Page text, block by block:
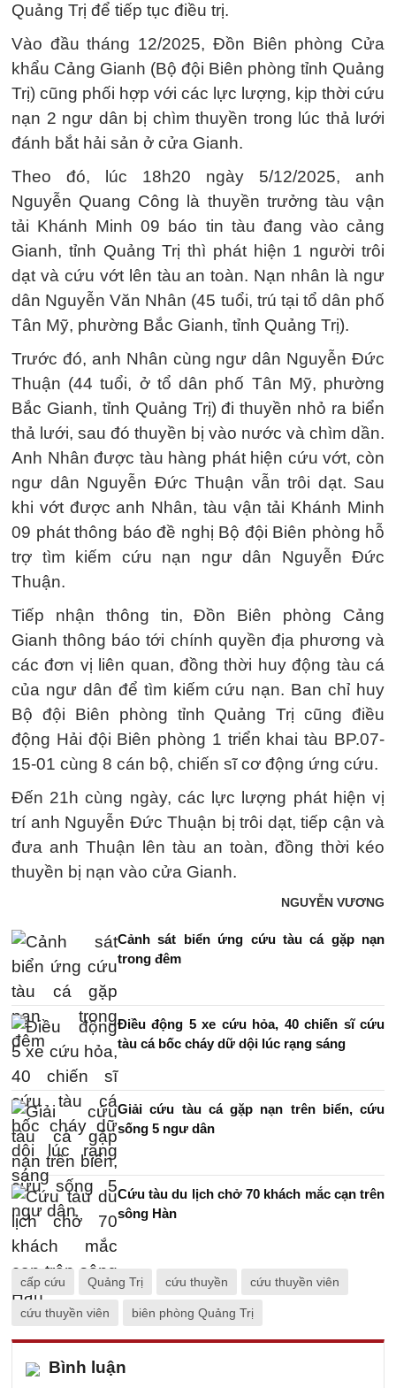
Quảng Trị để tiếp tục điều trị.
Vào đầu tháng 12/2025, Đồn Biên phòng Cửa
khẩu Cảng Gianh (Bộ đội Biên phòng tỉnh Quảng
Trị) cũng phối hợp với các lực lượng, kịp thời cứu
nạn 2 ngư dân bị chìm thuyền trong lúc thả lưới
đánh bắt hải sản ở cửa Gianh.
Theo đó, lúc 18h20 ngày 5/12/2025, anh
Nguyễn Quang Công là thuyền trưởng tàu vận
tải Khánh Minh 09 báo tin tàu đang vào cảng
Gianh, tỉnh Quảng Trị thì phát hiện 1 người trôi
dạt và cứu vớt lên tàu an toàn. Nạn nhân là ngư
dân Nguyễn Văn Nhân (45 tuổi, trú tại tổ dân phố
Tân Mỹ, phường Bắc Gianh, tỉnh Quảng Trị).
Trước đó, anh Nhân cùng ngư dân Nguyễn Đức
Thuận (44 tuổi, ở tổ dân phố Tân Mỹ, phường
Bắc Gianh, tỉnh Quảng Trị) đi thuyền nhỏ ra biển
thả lưới, sau đó thuyền bị vào nước và chìm dần.
Anh Nhân được tàu hàng phát hiện cứu vớt, còn
ngư dân Nguyễn Đức Thuận vẫn trôi dạt. Sau
khi vớt được anh Nhân, tàu vận tải Khánh Minh
09 phát thông báo đề nghị Bộ đội Biên phòng hỗ
trợ tìm kiếm cứu nạn ngư dân Nguyễn Đức
Thuận.
Tiếp nhận thông tin, Đồn Biên phòng Cảng
Gianh thông báo tới chính quyền địa phương và
các đơn vị liên quan, đồng thời huy động tàu cá
của ngư dân để tìm kiếm cứu nạn. Ban chỉ huy
Bộ đội Biên phòng tỉnh Quảng Trị cũng điều
động Hải đội Biên phòng 1 triển khai tàu BP.07-
15-01 cùng 8 cán bộ, chiến sĩ cơ động ứng cứu.
Đến 21h cùng ngày, các lực lượng phát hiện vị
trí anh Nguyễn Đức Thuận bị trôi dạt, tiếp cận và
đưa anh Thuận lên tàu an toàn, đồng thời kéo
thuyền bị nạn vào cửa Gianh.
NGUYỄN VƯƠNG
Cảnh sát biển ứng cứu tàu cá gặp nạn
trong đêm
Điều động 5 xe cứu hỏa, 40 chiến sĩ cứu
tàu cá bốc cháy dữ dội lúc rạng sáng
Giải cứu tàu cá gặp nạn trên biển, cứu
sống 5 ngư dân
Cứu tàu du lịch chở 70 khách mắc cạn trên
sông Hàn
cấp cứu Quảng Trị cứu thuyền cứu thuyền viên
cứu thuyền viên biên phòng Quảng Trị
Bình luận